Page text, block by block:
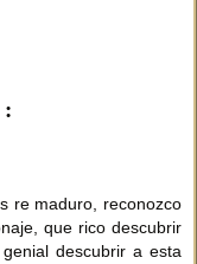
:
re maduro, reconozco
que rico descubrir
descubrir a esta